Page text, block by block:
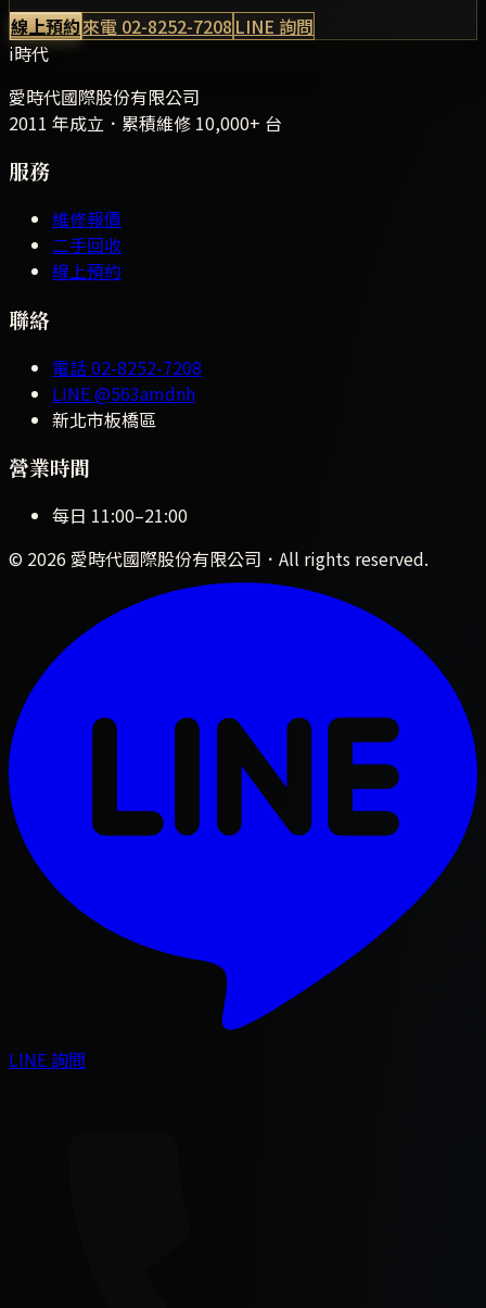
線上預約來電 02-8252-7208 LINE 詢問
i時代
愛時代國際股份有限公司
2011 年成立．累積維修 10,000+ 台
服務
維修報價
二手回收
線上預約
聯絡
電話02-8252-7208
LINE@563amdnh
新北市板橋區
營業時間
每日 11:00–21:00
© 2026 愛時代國際股份有限公司 ．All rights reserved.
LINE 詢問